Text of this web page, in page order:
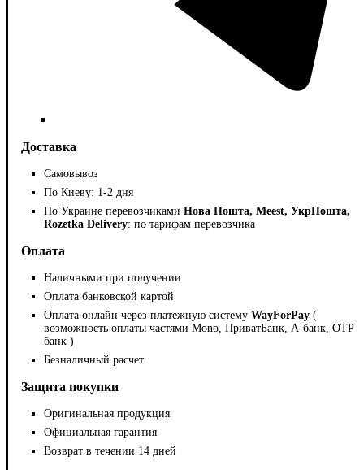
Доставка
Самовывоз
По Киеву: 1-2 дня
По Украине перевозчиками Нова Пошта, Meest, УкрПошта,
Rozetka Delivery: по тарифам перевозчика
Оплата
Наличными при получении
Оплата банковской картой
Оплата онлайн через платежную систему WayForPay (
возможность оплаты частями Mono, ПриватБанк, А-банк, OTP
банк )
Безналичный расчет
Защита покупки
Оригинальная продукция
Официальная гарантия
Возврат в течении 14 дней